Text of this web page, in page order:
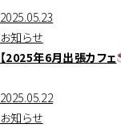
2025.05.23
お知らせ
【2025年6月出張カフェ
2025.05.22
お知らせ